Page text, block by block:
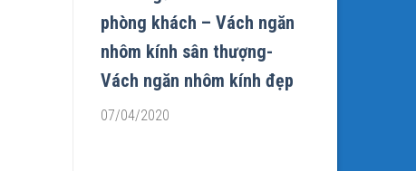
phòng khách – Vách ngăn
nhôm kính sân thượng-
Vách ngăn nhôm kính đẹp
07/04/2020